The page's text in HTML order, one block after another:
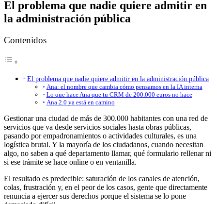
El problema que nadie quiere admitir en
la administración pública
Contenidos
El problema que nadie quiere admitir en la administración pública
Ana: el nombre que cambia cómo pensamos en la IA interna
Lo que hace Ana que tu CRM de 200.000 euros no hace
Ana 2.0 ya está en camino
Gestionar una ciudad de más de 300.000 habitantes con una red de
servicios que va desde servicios sociales hasta obras públicas,
pasando por empadronamientos o actividades culturales, es una
logística brutal. Y la mayoría de los ciudadanos, cuando necesitan
algo, no saben a qué departamento llamar, qué formulario rellenar ni
si ese trámite se hace online o en ventanilla.
El resultado es predecible: saturación de los canales de atención,
colas, frustración y, en el peor de los casos, gente que directamente
renuncia a ejercer sus derechos porque el sistema se lo pone